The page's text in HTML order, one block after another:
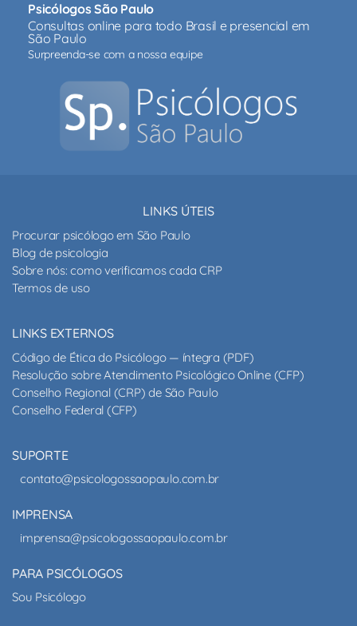
Psicólogos São Paulo
Consultas online para todo Brasil e presencial em
São Paulo
Surpreenda-se com a nossa equipe
LINKS ÚTEIS
Procurar psicólogo em São Paulo
Blog de psicologia
Sobre nós: como verificamos cada CRP
Termos de uso
LINKS EXTERNOS
Código de Ética do Psicólogo — íntegra (PDF)
Resolução sobre Atendimento Psicológico Online (CFP)
Conselho Regional (CRP) de São Paulo
Conselho Federal (CFP)
SUPORTE
contato@psicologossaopaulo.com.br
IMPRENSA
imprensa@psicologossaopaulo.com.br
PARA PSICÓLOGOS
Sou Psicólogo